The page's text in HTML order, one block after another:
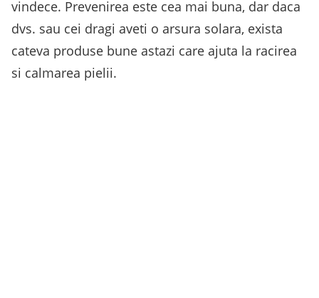
vindece. Prevenirea este cea mai buna, dar daca
dvs. sau cei dragi aveti o arsura solara, exista
cateva produse bune astazi care ajuta la racirea
si calmarea pielii.